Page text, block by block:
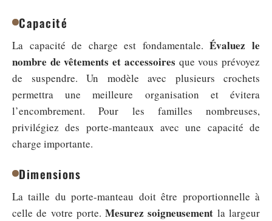
Capacité
La capacité de charge est fondamentale.Évaluez le
nombre de vêtements et accessoires que vous prévoyez
de suspendre. Un modèle avec plusieurs crochets
permettra une meilleure organisation et évitera
l’encombrement. Pour les familles nombreuses,
privilégiez des porte-manteaux avec une capacité de
charge importante.
Dimensions
La taille du porte-manteau doit être proportionnelle à
celle de votre porte.Mesurez soigneusement la largeur